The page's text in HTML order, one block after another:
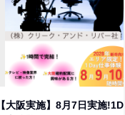
【大阪実施】8月7日実施